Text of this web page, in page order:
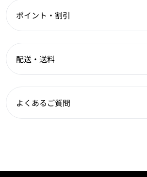
ポイント・割引
配送・送料
よくあるご質問